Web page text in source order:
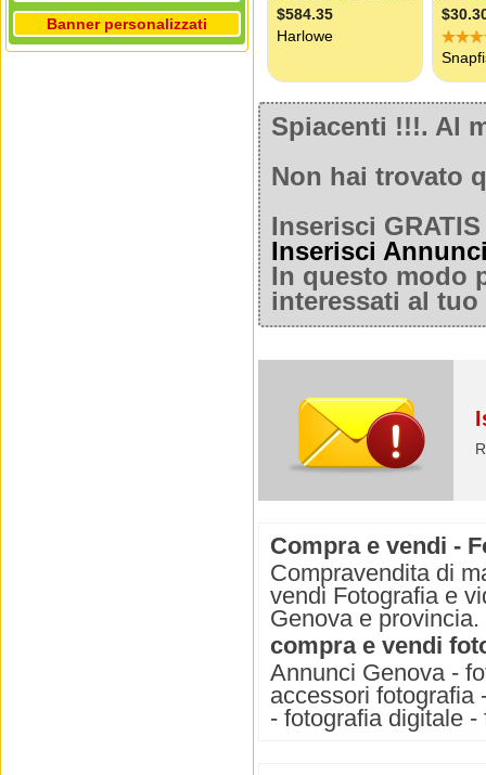
Banner personalizzati
Spiacenti !!!. Al
Non hai trovato
Inserisci
Inserisci
In questo modo
interessati al
Compra e vendi -
Compravendita di
vendi Fotografia e
Genova e provincia.
compra e vendi
Annunci Genova -
accessori fotografia
- fotografia digitale